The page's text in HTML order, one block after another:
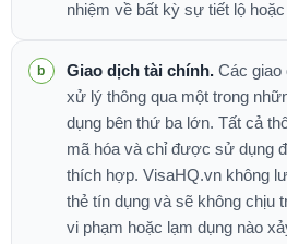
nhiệm về bất kỳ sự tiết lộ
Giao dịch tài chính. Các giao
xử lý thông qua một trong
dụng bên thứ ba lớn. Tất cả
mã hóa và chỉ được sử dụng
thích hợp. VisaHQ.vn không
thẻ tín dụng và sẽ không chịu
vi phạm hoặc lạm dụng nào